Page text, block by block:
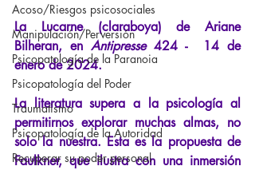
Acoso/Riesgos psicosociales
Manipulación/Perversión
Psicopatología de la Paranoia
Psicopatología del Poder
Traumatismo
Psicopatología de la Autoridad
Recuperar su poder personal
La Lucarne (claraboya) de Ariane
Bilheran, en Antipresse 424 -  14 de
enero de 2024.
La literatura supera a la psicología al
permitirnos explorar muchas almas, no
solo la nuestra. Esta es la propuesta de
Faulkner, que ilustra con una inmersión